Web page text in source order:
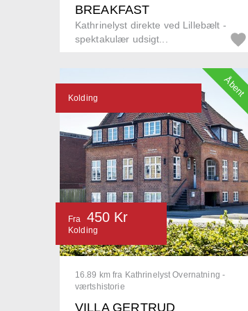
BREAKFAST
Kathrinelyst direkte ved Lillebælt -
spektakulær udsigt...
16.89 km fra Kathrinelyst Overnatning -
værtshistorie
VILLA GERTRUD
Kolding
Fra 450 Kr
Kolding
Åbent